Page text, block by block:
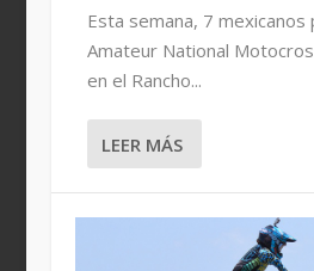
Esta semana, 7 mexicanos
Amateur National
en el Rancho...
LEER MÁS